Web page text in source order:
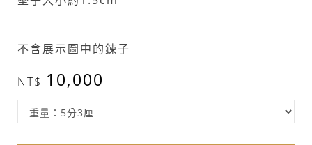
不含展示圖中的鍊子
10,000